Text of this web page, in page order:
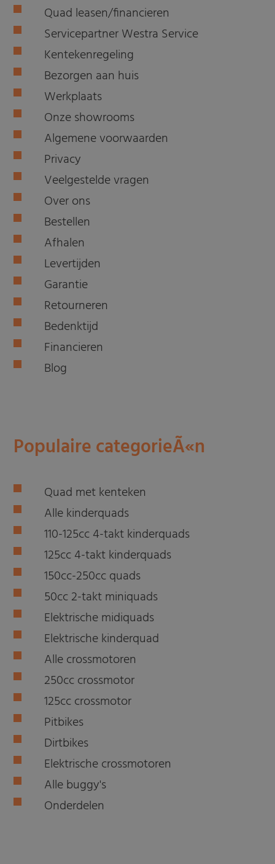
Quad leasen/financieren
Servicepartner Westra Service
Kentekenregeling
Bezorgen aan huis
Werkplaats
Onze showrooms
Algemene voorwaarden
Privacy
Veelgestelde vragen
Over ons
Bestellen
Afhalen
Levertijden
Garantie
Retourneren
Bedenktijd
Financieren
Blog
Populaire categorieÃ«n
Quad met kenteken
Alle kinderquads
110-125cc 4-takt kinderquads
125cc 4-takt kinderquads
150cc-250cc quads
50cc 2-takt miniquads
Elektrische midiquads
Elektrische kinderquad
Alle crossmotoren
250cc crossmotor
125cc crossmotor
Pitbikes
Dirtbikes
Elektrische crossmotoren
Alle buggy's
Onderdelen